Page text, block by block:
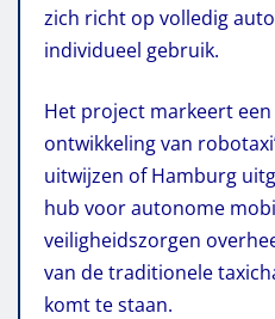
zich richt op volledig
individueel gebruik.
Het project markeert
ontwikkeling van
uitwijzen of Hamburg
hub voor autonome
veiligheidszorgen
van de traditionele
komt te staan.